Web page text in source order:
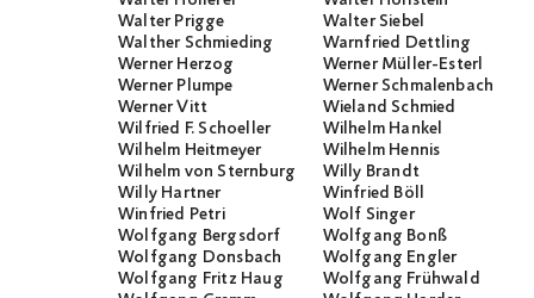
Walter Prigge
Walter Siebel
Walther Schmieding
Warnfried Dettling
Werner Herzog
Werner Müller-Esterl
Werner Plumpe
Werner Schmalenbach
Werner Vitt
Wieland Schmied
Wilfried F. Schoeller
Wilhelm Hankel
Wilhelm Heitmeyer
Wilhelm Hennis
Wilhelm von Sternburg
Willy Brandt
Willy Hartner
Winfried Böll
Winfried Petri
Wolf Singer
Wolfgang Bergsdorf
Wolfgang Bonß
Wolfgang Donsbach
Wolfgang Engler
Wolfgang Fritz Haug
Wolfgang Frühwald